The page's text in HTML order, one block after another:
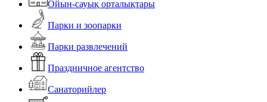
Ойын-сауық орталықтары
Парки и зоопарки
Парки развлечений
Праздничное агентство
Санаторийлер